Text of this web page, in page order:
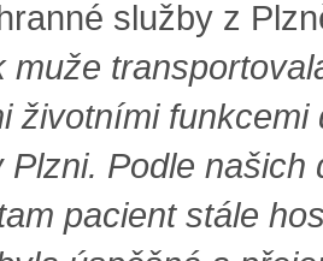
služby z
muže
životními funkcemi
Plzni. Podle našich
pacient stále